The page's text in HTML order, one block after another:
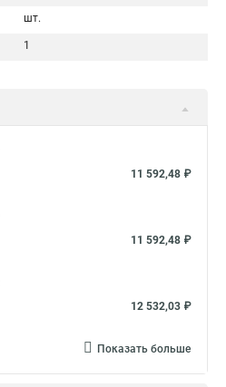
шт.
1
11 592,48 ₽
11 592,48 ₽
12 532,03 ₽
Показать больше